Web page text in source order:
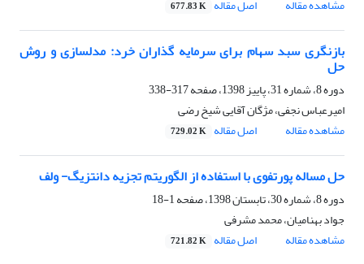
مشاهده مقاله
اصل مقاله 677.83 K
بازنگری سبد سهام برای سرمایه گذاران خرد: مدلسازی و روش
حل
دوره 8، شماره 31، پاییز 1398، صفحه
317-338
امیرعباس نجفی، مژگان آقایی شیخ رضی
مشاهده مقاله
اصل مقاله 729.02 K
حل مساله پورتفوی با استفاده از الگوریتم تجزیه دانتزیگ- ولف
دوره 8، شماره 30، تابستان 1398، صفحه
1-18
جواد بهنامیان، محمد مشرفی
مشاهده مقاله
اصل مقاله 721.82 K